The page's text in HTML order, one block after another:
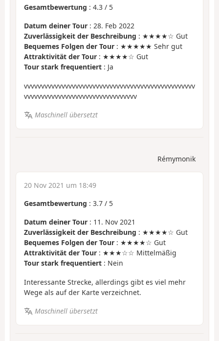
Gesamtbewertung : 4.3 / 5
Datum deiner Tour : 28. Feb 2022
Zuverlässigkeit der Beschreibung : ★★★★☆ Gut
Bequemes Folgen der Tour : ★★★★★ Sehr gut
Attraktivität der Tour : ★★★★☆ Gut
Tour stark frequentiert : Ja
vvvvvvvvvvvvvvvvvvvvvvvvvvvvvvvvvvvvvvvvvvvvvvvvvv
vvvvvvvvvvvvvvvvvvvvvvvvvvvvvvvvv
Maschinell übersetzt
Rémymonik
20 Nov 2021 um 18:49
Gesamtbewertung : 3.7 / 5
Datum deiner Tour : 11. Nov 2021
Zuverlässigkeit der Beschreibung : ★★★★☆ Gut
Bequemes Folgen der Tour : ★★★★☆ Gut
Attraktivität der Tour : ★★★☆☆ Mittelmäßig
Tour stark frequentiert : Nein
Interessante Strecke, allerdings gibt es viel mehr
Wege als auf der Karte verzeichnet.
Maschinell übersetzt